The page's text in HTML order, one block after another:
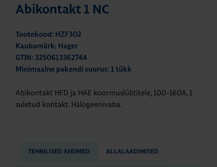
Abikontakt 1 NC
Tootekood: HZF302
Kaubamärk: Hager
GTIN: 3250613362744
Minimaalne pakendi suurus: 1 tükk
Abikontakt HFD ja HAE koormuslülititele, 100-160A, 1
suletud kontakt. Halogeenivaba.
TEHNILISED ANDMED ALLALAADIMISED